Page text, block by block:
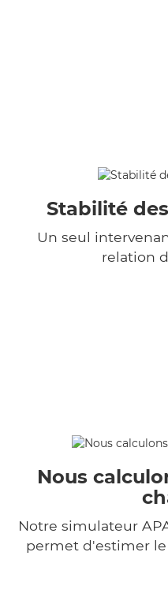
Stabilité
Un seul
relation
Nous
Notre simulateur
permet d'estimer